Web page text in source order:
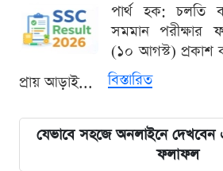
পার্থ হক: চলতি
সমমান পরীক্ষার
(১০ আগস্ট) প্রকাশ
প্রায় আড়াই...
বিস্তারিত
যেভাবে সহজে অনলাইনে দেখবেন
ফলাফল